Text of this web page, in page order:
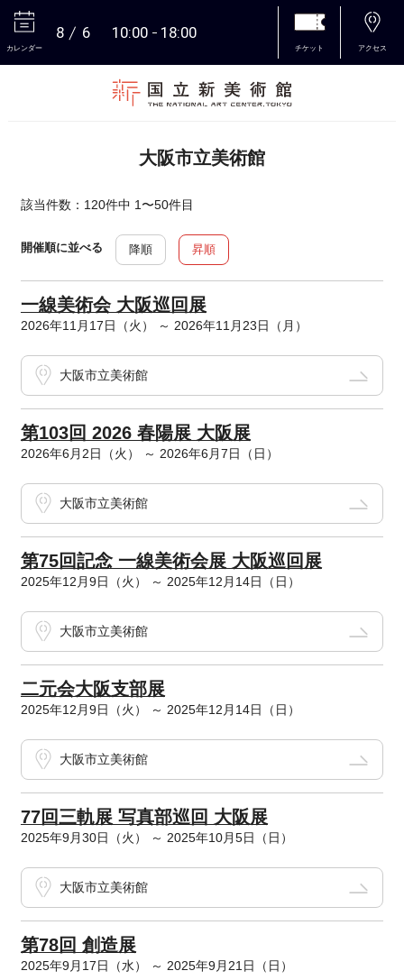
カレンダー
8 6 10:00 18:00
チケット アクセス
大阪市立美術館
該当件数：120件中 1〜50件目
開催順に並べる 降順 昇順
一線美術会 大阪巡回展
2026年11月17日（火） ～ 2026年11月23日（月）
大阪市立美術館
第103回 2026 春陽展 大阪展
2026年6月2日（火） ～ 2026年6月7日（日）
大阪市立美術館
第75回記念 一線美術会展 大阪巡回展
2025年12月9日（火） ～ 2025年12月14日（日）
大阪市立美術館
二元会大阪支部展
2025年12月9日（火） ～ 2025年12月14日（日）
大阪市立美術館
77回三軌展 写真部巡回 大阪展
2025年9月30日（火） ～ 2025年10月5日（日）
大阪市立美術館
第78回 創造展
2025年9月17日（水） ～ 2025年9月21日（日）